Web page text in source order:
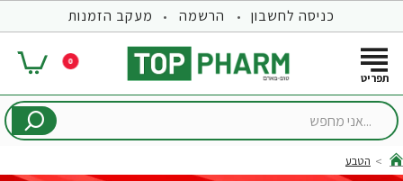
כניסה לחשבון הרשמה מעקב הזמנות
0
...אני
home
הטבע